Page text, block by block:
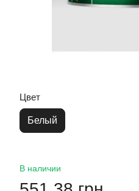
Цвет
Белый
В наличии